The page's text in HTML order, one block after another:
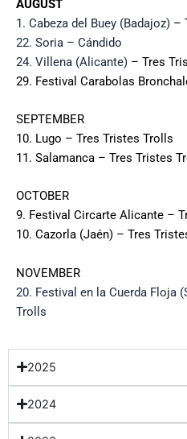
AUGUST
1. Cabeza del Buey (Badajoz) –
22. Soria – Cándido
24. Villena (Alicante) – Tres
29. Festival Carabolas
SEPTEMBER
10. Lugo – Tres Tristes Trolls
11. Salamanca – Tres Tristes
OCTOBER
9. Festival Circarte Alicante –
10. Cazorla (Jaén) – Tres
NOVEMBER
20. Festival en la Cuerda Floja
Trolls
2025
2024